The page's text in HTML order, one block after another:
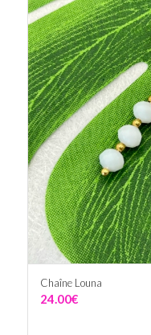
Chaîne Louna
24.00€